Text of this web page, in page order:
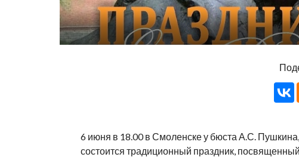
6 июня в 18.00 в Смоленске у бюста А.С.
состоится традиционный праздник,